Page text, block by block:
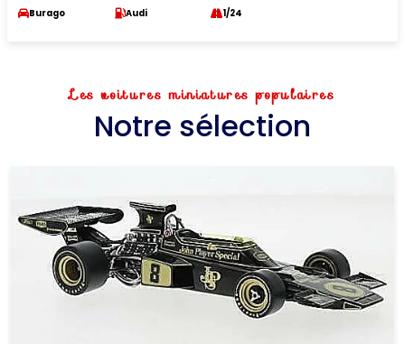
Burago Audi 1/24
Les voitures miniatures populaires
Notre sélection